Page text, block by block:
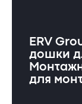
ERV
дошки
для